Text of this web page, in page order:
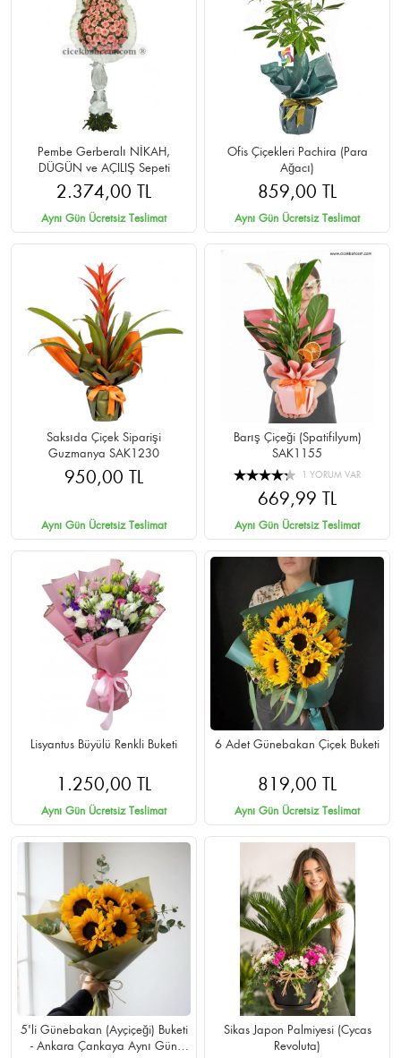
Pembe Gerberalı NİKAH,
DÜGÜN ve AÇILIŞ Sepeti
2.374,00 TL
Aynı Gün Ücretsiz Teslimat
Ofis Çiçekleri Pachira (Para
Ağacı)
859,00 TL
Aynı Gün Ücretsiz Teslimat
Saksıda Çiçek Siparişi
Guzmanya SAK1230
950,00 TL
Aynı Gün Ücretsiz Teslimat
Barış Çiçeği (Spatifilyum)
SAK1155
1 YORUM VAR
669,99 TL
Aynı Gün Ücretsiz Teslimat
Lisyantus Büyülü Renkli Buketi
1.250,00 TL
Aynı Gün Ücretsiz Teslimat
6 Adet Günebakan Çiçek Buketi
819,00 TL
Aynı Gün Ücretsiz Teslimat
5'li Günebakan (Ayçiçeği) Buketi
- Ankara Çankaya Aynı Gün
Sikas Japon Palmiyesi (Cycas
Revoluta)